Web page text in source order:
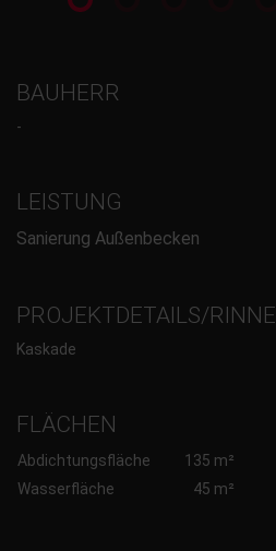
BAUHERR
-
LEISTUNG
Sanierung Außenbecken
PROJEKTDETAILS/RINNE
Kaskade
FLÄCHEN
Abdichtungsfläche
135 m²
Wasserfläche
45 m²